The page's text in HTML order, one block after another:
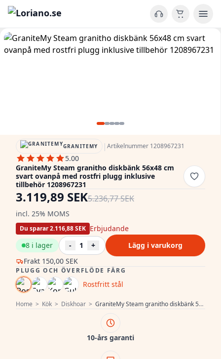
Home > Kök > Diskhoar > GraniteMy Steam granitho diskbänk 56x48 cm svart ovanpå med rostfri plugg inklusive tillbehör 1208967231
GRANITEMY | Artikelnummer 1208967231
5.00
GraniteMy Steam granitho diskbänk 56x48 cm
svart ovanpå med rostfri plugg inklusive
tillbehör 1208967231
3.119,89 SEK5.236,77 SEK
incl. 25% MOMS
Du sparar 2.116,88 SEK Erbjudande
Frakt 150,00 SEK
8 i lager - 1 + Lägg i varukorg
PLUGG OCH ÖVERFLÖDE FÄRG
Rostfritt stål
10-års garanti